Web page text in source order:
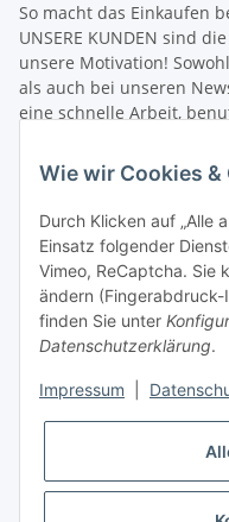
So macht das Einkaufen
UNSERE KUNDEN sind
unsere Motivation!
als auch bei unseren
eine schnelle Arbeit,
Unsere Mitarbeiter
Wissen und helfen
uns über die
Zusammenarbeit mit
Angelvereinen.
Schneller Versand! Wir
Damit Sie möglichst
Betrieb nehmen können,
nach dem
Produkt-Bestellung
Versandbestätigung, in
Ihrer Bestellung
nicht zusagen, können
Absprache das
Wie wir Cookies &
Durch Klicken auf „Alle
Einsatz folgender
Vimeo, ReCaptcha. Sie
ändern (Fingerabdruck-
finden Sie unter
Datenschutzerklärung.
Impressum